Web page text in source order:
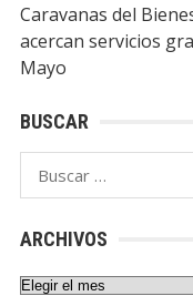
Caravanas del
acercan servicios
Mayo
BUSCAR
Buscar:
ARCHIVOS
Archivos